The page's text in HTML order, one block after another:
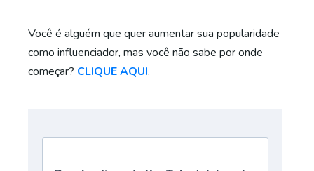
Você é alguém que quer aumentar sua popularidade
como influenciador, mas você não sabe por onde
começar? CLIQUE AQUI.